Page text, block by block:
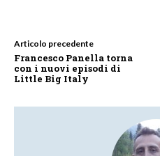
Articolo precedente
Francesco Panella torna
con i nuovi episodi di
Little Big Italy